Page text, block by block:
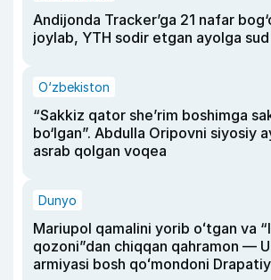
Andijonda Tracker’ga 21 nafar
joylab, YTH sodir etgan ayolga sud
O‘zbekiston
“Sakkiz qator she’rim boshimga
bo‘lgan”. Abdulla Oripovni siyosiy
asrab qolgan voqea
Dunyo
Mariupol qamalini yorib oʻtgan va
qozoni”dan chiqqan qahramon —
armiyasi bosh qoʻmondoni